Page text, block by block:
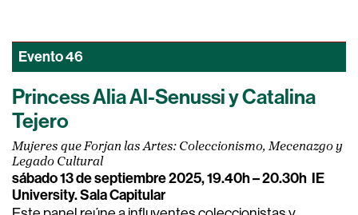
Evento46
Princess Alia Al-Senussi y Catalina
Tejero
Mujeres que Forjan las Artes: Coleccionismo, Mecenazgo y
Legado Cultural
sábado 13 de septiembre 2025, 19.40h – 20.30h IE
University. Sala Capitular